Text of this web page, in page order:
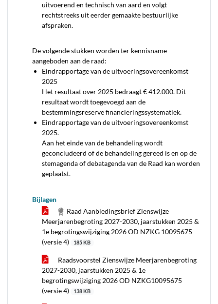
uitvoerend en technisch van aard en volgt
rechtstreeks uit eerder gemaakte bestuurlijke
afspraken.
De volgende stukken worden ter kennisname
aangeboden aan de raad:
Eindrapportage van de uitvoeringsovereenkomst
2025
Het resultaat over 2025 bedraagt € 412.000. Dit
resultaat wordt toegevoegd aan de
bestemmingsreserve financieringssystematiek.
Eindrapportage van de uitvoeringsovereenkomst
2025.
Aan het einde van de behandeling wordt
geconcludeerd of de behandeling gereed is en op de
stemagenda of debatagenda van de Raad kan worden
geplaatst.
Bijlagen
Raad Aanbiedingsbrief Zienswijze
Meerjarenbegroting 2027-2030, jaarstukken 2025 &
1e begrotingswijziging 2026 OD NZKG 10095675
(versie 4)
185 KB
Raadsvoorstel Zienswijze Meerjarenbegroting
2027-2030, jaarstukken 2025 & 1e
begrotingswijziging 2026 OD NZKG10095675
(versie 4)
138 KB